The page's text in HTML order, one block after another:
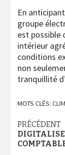
En
groupe
est possible
intérieur
conditions
non
tranquillité
MOTS CLÉS:
PRÉCÉDENT